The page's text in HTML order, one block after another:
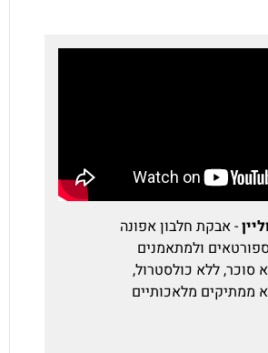
- אבקת חלבון אפונה
ולמתאמנים
סוכר, ללא כולסטרול,
ממתיקים מלאכותיים